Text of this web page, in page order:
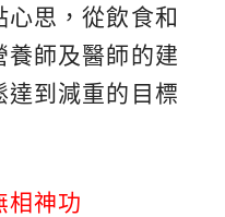
心思，從飲食和
養師及醫師的建
達到減重的目標
相神功